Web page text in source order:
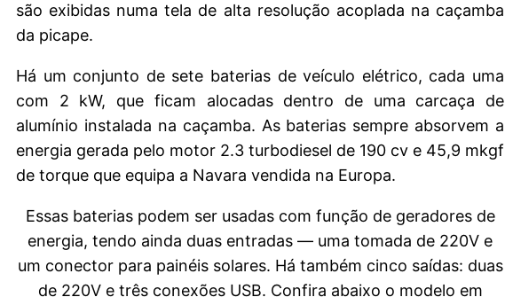
são exibidas numa tela de alta resolução acoplada na caçamba
da picape.
Há um conjunto de sete baterias de veículo elétrico, cada uma
com 2 kW, que ficam alocadas dentro de uma carcaça de
alumínio instalada na caçamba. As baterias sempre absorvem a
energia gerada pelo motor 2.3 turbodiesel de 190 cv e 45,9 mkgf
de torque que equipa a Navara vendida na Europa.
Essas baterias podem ser usadas com função de geradores de
energia, tendo ainda duas entradas — uma tomada de 220V e
um conector para painéis solares. Há também cinco saídas: duas
de 220V e três conexões USB. Confira abaixo o modelo em